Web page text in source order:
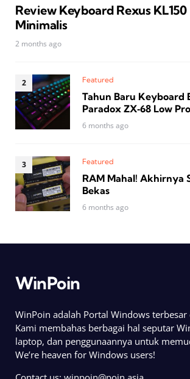
Review Keyboard Rexus
Minimalis
2 months ago
Featured
Tahun Baru Keyboard
Paradox ZX‑68 Low
6 months ago
Featured
RAM Mahal! Akhirnya
Bekas
6 months ago
WinPoin
WinPoin adalah Portal Windows terbesar
Kami membahas berbagai hal seputar
laptop, dan penggunaannya untuk
We’re heaven for Windows users!